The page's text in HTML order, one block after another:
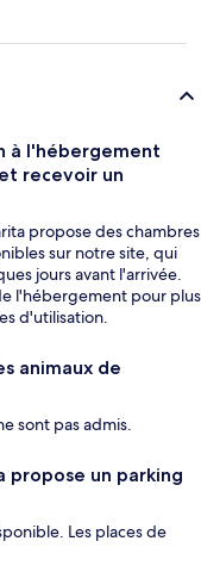
à l'hébergement
recevoir un
propose des chambres
sur notre site, qui
jours avant l'arrivée.
l'hébergement pour plus
d'utilisation.
animaux de
sont pas admis.
propose un parking
Les places de